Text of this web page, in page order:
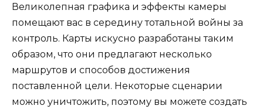
Великолепная графика и эффекты камеры
помещают вас в середину тотальной войны за
контроль. Карты искусно разработаны таким
образом, что они предлагают несколько
маршрутов и способов достижения
поставленной цели. Некоторые сценарии
можно уничтожить, поэтому вы можете создать